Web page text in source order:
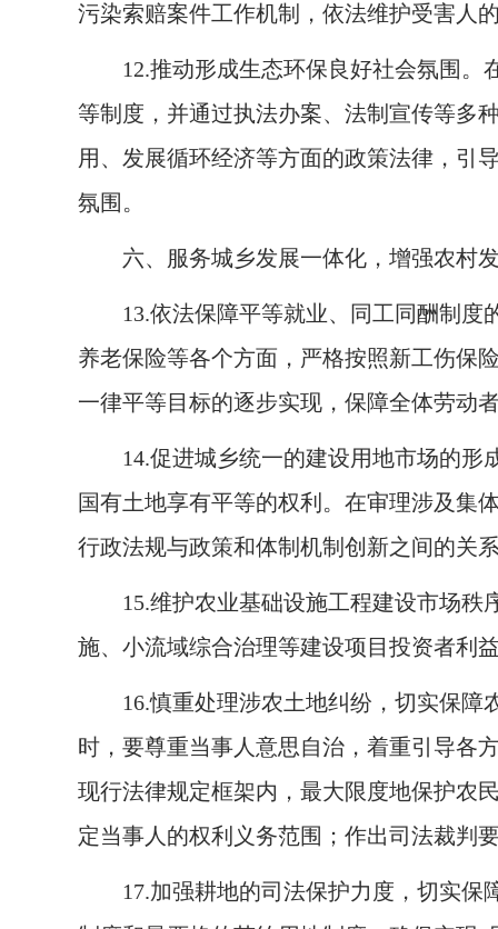
污染索赔案件工作机制，依法维护受害人
12.推动形成生态环保良好社会氛围。
等制度，并通过执法办案、法制宣传等多
用、发展循环经济等方面的政策法律，引
氛围。
六、服务城乡发展一体化，增强农村
13.依法保障平等就业、同工同酬制度
养老保险等各个方面，严格按照新工伤保
一律平等目标的逐步实现，保障全体劳动
14.促进城乡统一的建设用地市场的形
国有土地享有平等的权利。在审理涉及集
行政法规与政策和体制机制创新之间的关
15.维护农业基础设施工程建设市场秩
施、小流域综合治理等建设项目投资者利
16.慎重处理涉农土地纠纷，切实保障
时，要尊重当事人意思自治，着重引导各
现行法律规定框架内，最大限度地保护农
定当事人的权利义务范围；作出司法裁判
17.加强耕地的司法保护力度，切实保